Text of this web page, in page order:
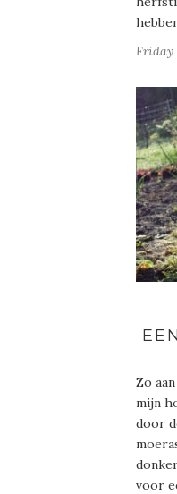
Friday
Zo
mijn
door
voor